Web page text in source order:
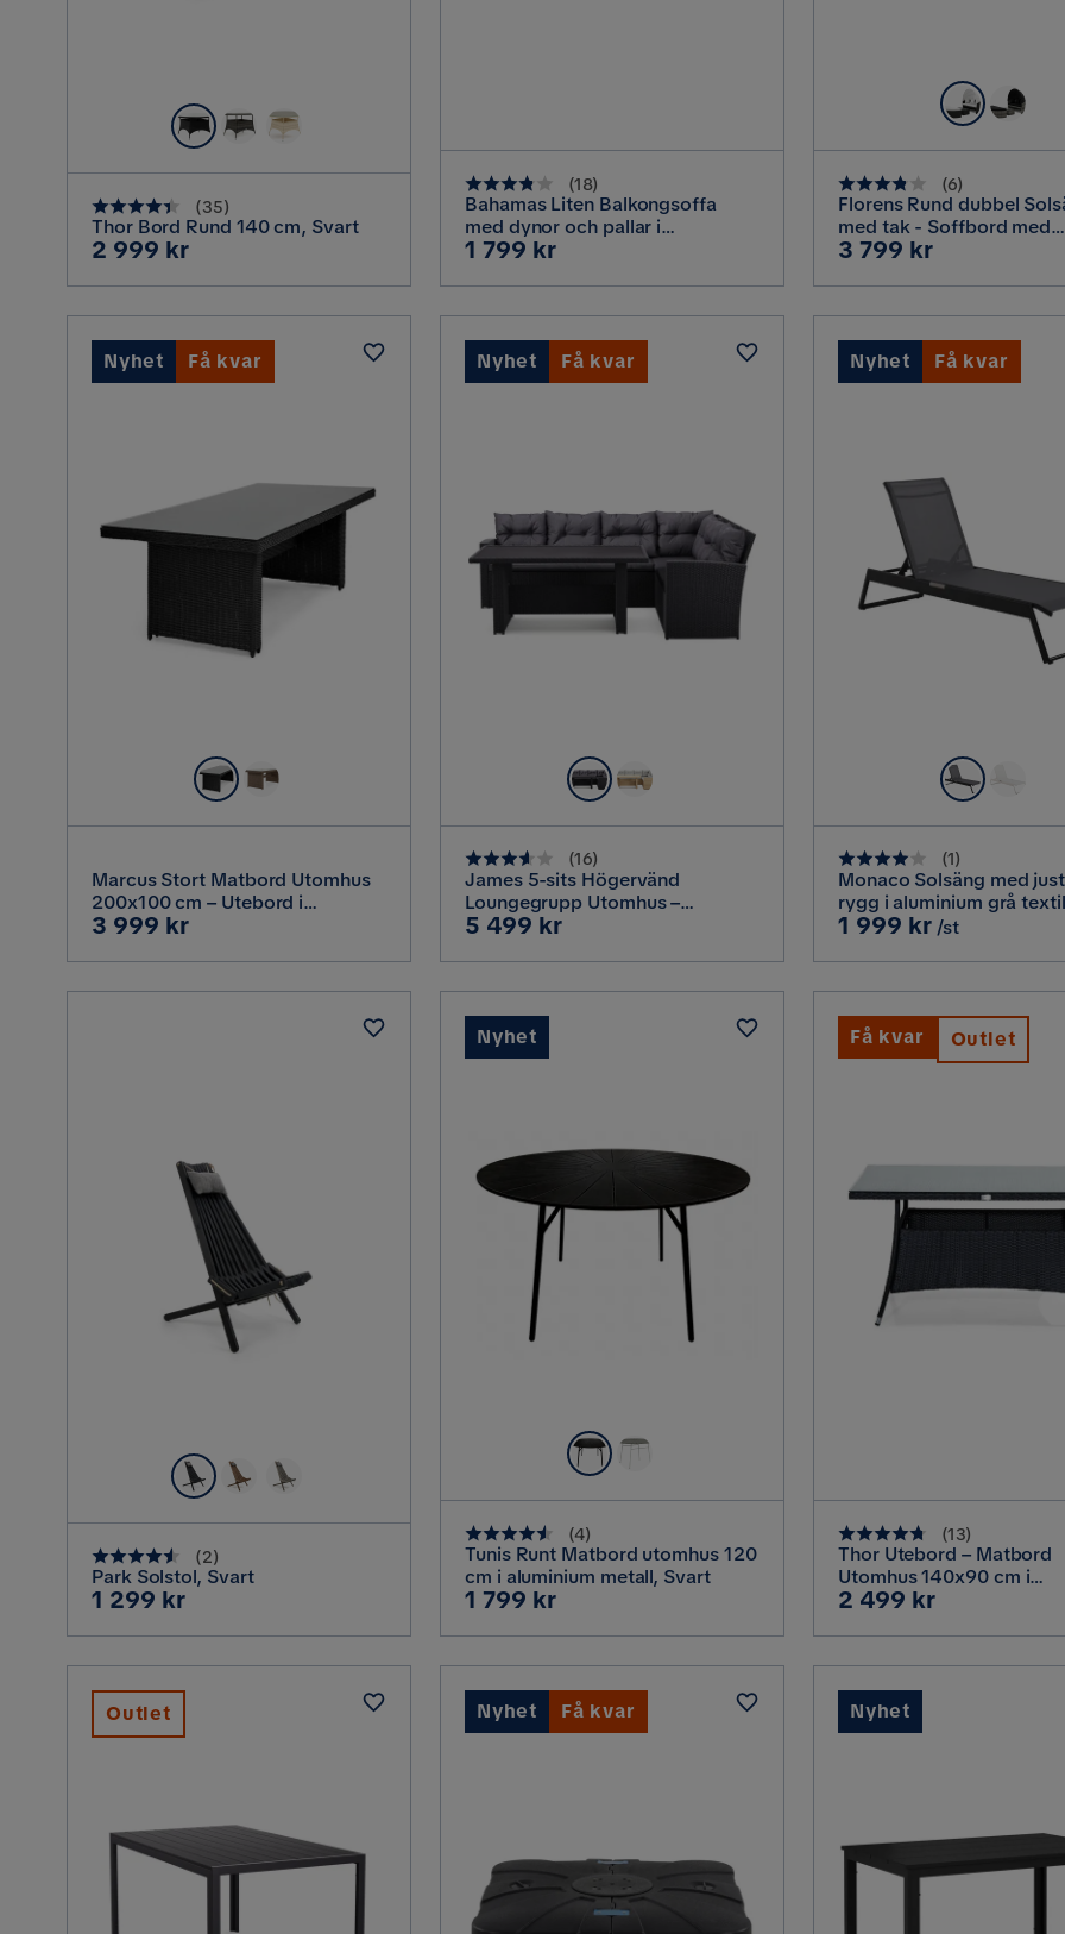
(35)
Thor Bord Rund 140 cm, Svart
Pris
2 999 kr
(18)
Bahamas Liten Balkongsoffa
med dynor och pallar i
konstrotting, Svart
Pris
1 799 kr
(6)
Florens Rund dubbel
med tak - Soffbord med
glasskiva i konstrotting,
Pris
3 799 kr
Marcus Stort Matbord Utomhus
200x100 cm – Utebord i
konstrotting med glasskiva för
Pris
3 999 kr
Nyhet Få kvar
(16)
James 5-sits Högervänd
Loungegrupp Utomhus –
Soffgrupp med grå dynor och
Mörkgrå/Svart
Pris
5 499 kr
Nyhet Få kvar
(1)
Monaco Solsäng med
rygg i aluminium grå
Pris
1 999 kr /st
Nyhet Få kvar
(2)
Park Solstol, Svart
Pris
1 299 kr
(4)
Tunis Runt Matbord utomhus 120
cm i aluminium metall, Svart
Pris
1 799 kr
Nyhet
(13)
Thor Utebord – Matbord
Utomhus 140x90 cm i
konstrotting med
Pris
2 499 kr
Få kvar Outlet
Outlet Nyhet Få kvar Nyhet